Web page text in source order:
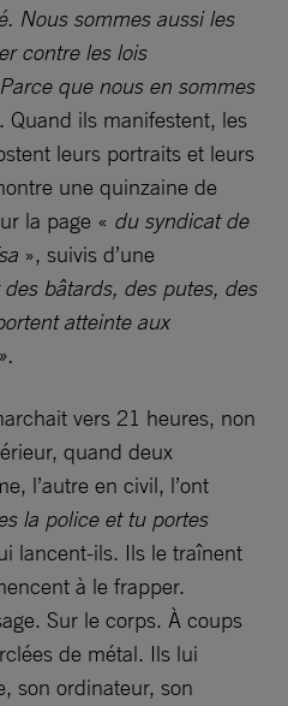
Nous sommes aussi les
contre les lois
que nous en sommes
Quand ils manifestent, les
leurs portraits et leurs
une quinzaine de
la page « du syndicat de
», suivis d’une
des bâtards, des putes, des
atteinte aux
vers 21 heures, non
quand deux
l’autre en civil, l’ont
la police et tu portes
lancent-ils. Ils le traînent
à le frapper.
Sur le corps. À coups
de métal. Ils lui
son ordinateur, son